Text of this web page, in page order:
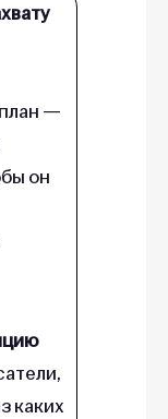
—
он
каких